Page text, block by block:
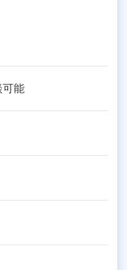
能